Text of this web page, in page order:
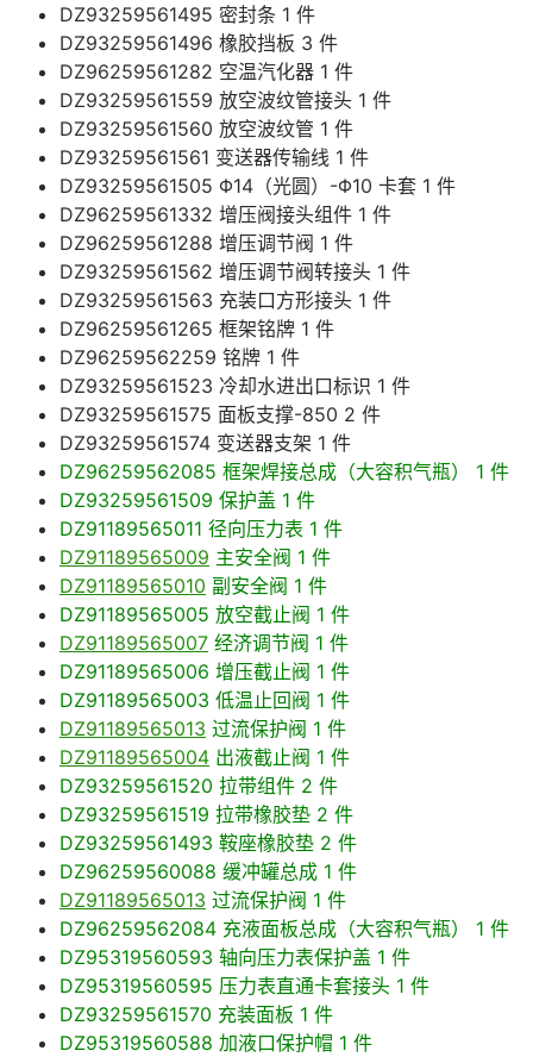
DZ93259561495 密封条 1 件
DZ93259561496 橡胶挡板 3 件
DZ96259561282 空温汽化器 1 件
DZ93259561559 放空波纹管接头 1 件
DZ93259561560 放空波纹管 1 件
DZ93259561561 变送器传输线 1 件
DZ93259561505 Φ14（光圆）-Φ10 卡套 1 件
DZ96259561332 增压阀接头组件 1 件
DZ96259561288 增压调节阀 1 件
DZ93259561562 增压调节阀转接头 1 件
DZ93259561563 充装口方形接头 1 件
DZ96259561265 框架铭牌 1 件
DZ96259562259 铭牌 1 件
DZ93259561523 冷却水进出口标识 1 件
DZ93259561575 面板支撑-850 2 件
DZ93259561574 变送器支架 1 件
DZ96259562085 框架焊接总成（大容积气瓶） 1 件
DZ93259561509 保护盖 1 件
DZ91189565011 径向压力表 1 件
DZ91189565009 主安全阀 1 件
DZ91189565010 副安全阀 1 件
DZ91189565005 放空截止阀 1 件
DZ91189565007 经济调节阀 1 件
DZ91189565006 增压截止阀 1 件
DZ91189565003 低温止回阀 1 件
DZ91189565013 过流保护阀 1 件
DZ91189565004 出液截止阀 1 件
DZ93259561520 拉带组件 2 件
DZ93259561519 拉带橡胶垫 2 件
DZ93259561493 鞍座橡胶垫 2 件
DZ96259560088 缓冲罐总成 1 件
DZ91189565013 过流保护阀 1 件
DZ96259562084 充液面板总成（大容积气瓶） 1 件
DZ95319560593 轴向压力表保护盖 1 件
DZ95319560595 压力表直通卡套接头 1 件
DZ93259561570 充装面板 1 件
DZ95319560588 加液口保护帽 1 件